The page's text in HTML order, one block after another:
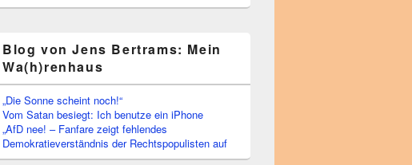
Blog von Jens Bertrams: Mein
Wa(h)renhaus
„Die Sonne scheint noch!“
Vom Satan besiegt: Ich benutze ein iPhone
„AfD nee! – Fanfare zeigt fehlendes
Demokratieverständnis der Rechtspopulisten auf